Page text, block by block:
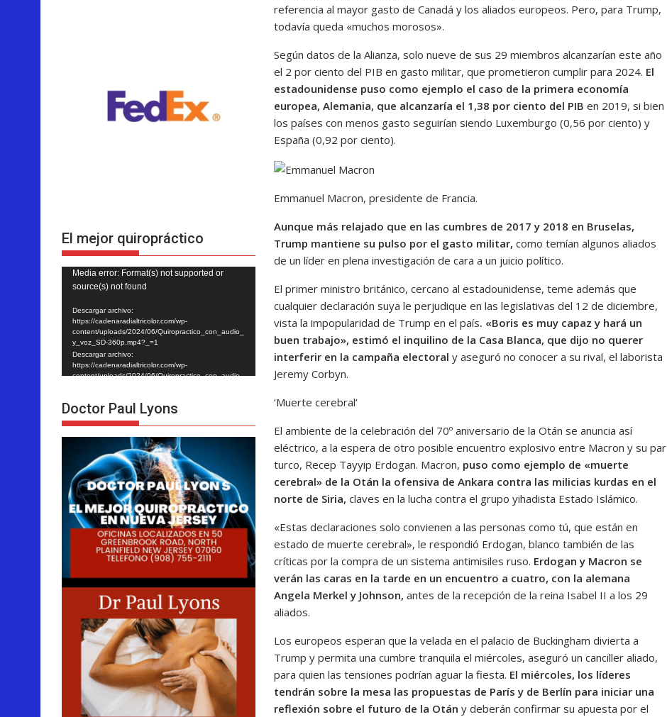
referencia al mayor gasto de Canadá y los aliados europeos. Pero, para Trump,
todavía queda «muchos morosos».
Según datos de la Alianza, solo nueve de sus 29 miembros alcanzarían este año
el 2 por ciento del PIB en gasto militar, que prometieron cumplir para 2024. El
estadounidense puso como ejemplo el caso de la primera economía
europea, Alemania, que alcanzaría el 1,38 por ciento del PIB en 2019, si bien
los países con menos gasto seguirían siendo Luxemburgo (0,56 por ciento) y
España (0,92 por ciento).
Emmanuel Macron, presidente de Francia.
Aunque más relajado que en las cumbres de 2017 y 2018 en Bruselas,
Trump mantiene su pulso por el gasto militar, como temían algunos aliados
de un líder en plena investigación de cara a un juicio político.
El primer ministro británico, cercano al estadounidense, teme además que
cualquier declaración suya le perjudique en las legislativas del 12 de diciembre,
vista la impopularidad de Trump en el país. «Boris es muy capaz y hará un
buen trabajo», estimó el inquilino de la Casa Blanca, que dijo no querer
interferir en la campaña electoral y aseguró no conocer a su rival, el laborista
Jeremy Corbyn.
‘Muerte cerebral’
El ambiente de la celebración del 70º aniversario de la Otán se anuncia así
eléctrico, a la espera de otro posible encuentro explosivo entre Macron y su par
turco, Recep Tayyip Erdogan. Macron, puso como ejemplo de «muerte
cerebral» de la Otán la ofensiva de Ankara contra las milicias kurdas en el
norte de Siria, claves en la lucha contra el grupo yihadista Estado Islámico.
«Estas declaraciones solo convienen a las personas como tú, que están en
estado de muerte cerebral», le respondió Erdogan, blanco también de las
críticas por la compra de un sistema antimisiles ruso. Erdogan y Macron se
verán las caras en la tarde en un encuentro a cuatro, con la alemana
Angela Merkel y Johnson, antes de la recepción de la reina Isabel II a los 29
aliados.
Los europeos esperan que la velada en el palacio de Buckingham divierta a
Trump y permita una cumbre tranquila el miércoles, aseguró un canciller aliado,
para quien las tensiones podrían aguar la fiesta. El miércoles, los líderes
tendrán sobre la mesa las propuestas de París y de Berlín para iniciar una
reflexión sobre el futuro de la Otán y deberán confirmar su apuesta por el
El mejor quiropráctico
Reproductor
de
vídeo
Media error: Format(s) not supported or
source(s) not found
Descargar archivo:
https://cadenaradialtricolor.com/wp-
content/uploads/2024/06/Quiropractico_con_audio_
y_voz_SD-360p.mp4?_=1
Descargar archivo:
https://cadenaradialtricolor.com/wp-
content/uploads/2024/06/Quiropractico_con_audio_
Doctor Paul Lyons